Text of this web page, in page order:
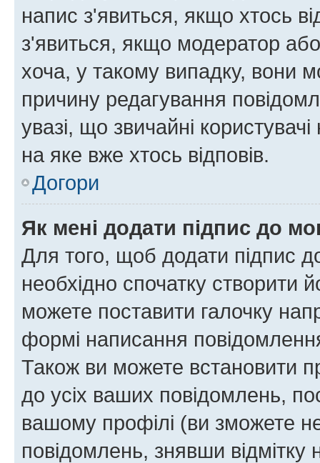
напис з'явиться, якщо хтось
з'явиться, якщо модератор
хоча, у такому випадку, вони
причину редагування
увазі, що звичайні
на яке вже хтось відповів.
Догори
Як мені додати підпис до
Для того, щоб додати підпис
необхідно спочатку створити
можете поставити галочку
формі написання
Також ви можете встановити
до усіх ваших повідомлень,
вашому профілі (ви зможете
повідомлень, знявши відмітку